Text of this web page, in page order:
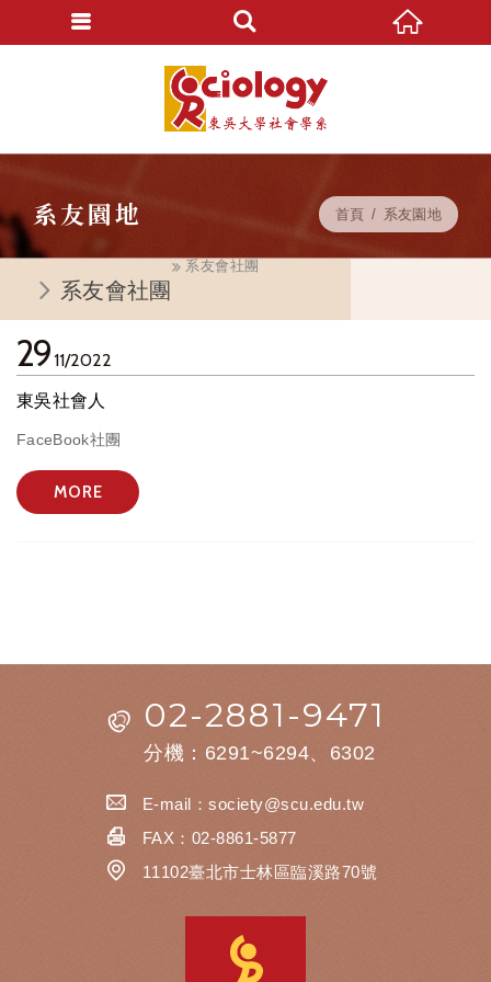
系友園地 首頁 系友園地
系友會社團
系友會社團
2911 2022
東吳社會人
FaceBook社團
MORE
02-2881-9471
分機：6291~6294、6302
E-mail：society@scu.edu.tw
FAX：02-8861-5877
11102臺北市士林區臨溪路70號